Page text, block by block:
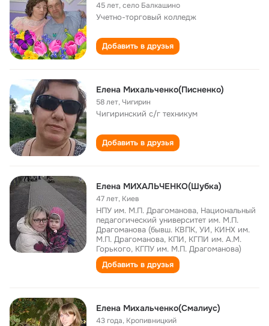
45 лет,село Балкашино
Учетно-торговый колледж
Добавить в друзья
Елена Михальченко(Писненко)
58 лет,Чигирин
Чигиринский с/г техникум
Добавить в друзья
Елена МИХАЛЬЧЕНКО(Шубка)
47 лет, Киев
НПУ им. М.П. Драгоманова, Национальный
педагогический университет им. М.П.
Драгоманова (бывш. КВПК, УИ, КИНХ им.
М.П. Драгоманова, КПИ, КГПИ им. А.М.
Горького, КГПУ им. М.П. Драгоманова)
Добавить в друзья
Елена Михальченко(Смалиус)
43 года, Кропивницкий